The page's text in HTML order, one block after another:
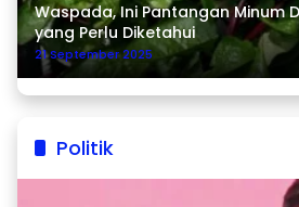
Waspada, Ini Pantangan Minum
yang Perlu Diketahui
21 September 2025
Politik